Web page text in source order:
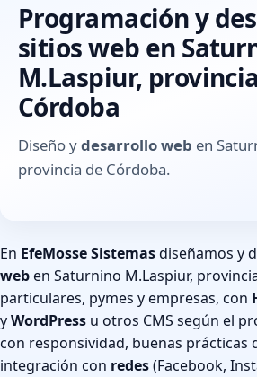
Programación y
sitios web en
M.Laspiur,
Córdoba
Diseño ydesarrollo web en
provincia de Córdoba.
En EfeMosse Sistemasdiseñamos y
weben Saturnino M.Laspiur,
particulares, pymes y empresas, con
yWordPress u otros CMS según el
con responsividad, buenas prácticas
integración con redes(Facebook,